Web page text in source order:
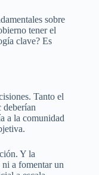
sobre
tener el
clave? Es
Tanto el
a la comunidad
Y la
a fomentar un